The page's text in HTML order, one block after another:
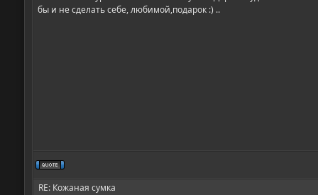
бы и не сделать себе, любимой,подарок :) ..
RE: Кожаная сумка